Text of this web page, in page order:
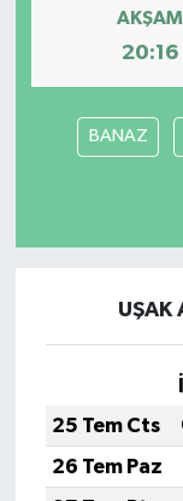
AKŞAM
20:16
BANAZ
UŞAK
25 Tem Cts
26 Tem Paz